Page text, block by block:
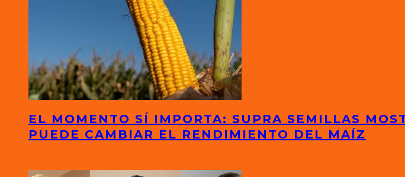
EL MOMENTO SÍ IMPORTA: SUPRA SEMILLAS
PUEDE CAMBIAR EL RENDIMIENTO DEL MAÍZ